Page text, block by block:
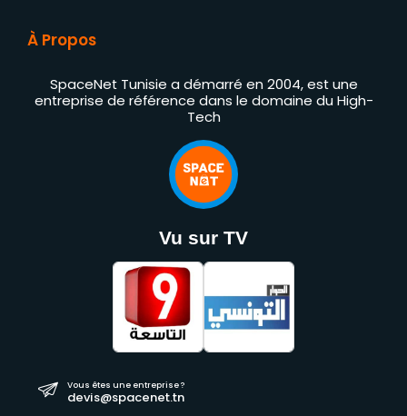
À Propos
SpaceNet Tunisie a démarré en 2004, est une
entreprise de référence dans le domaine du High-
Tech
Vu sur TV
Vous êtes une entreprise ?
devis@spacenet.tn